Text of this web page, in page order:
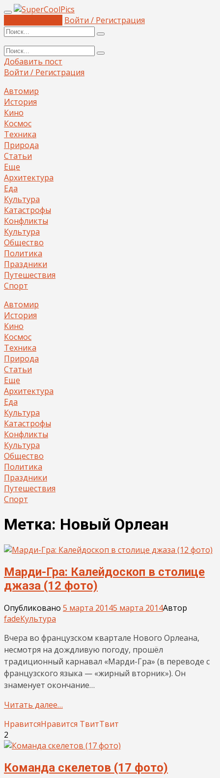
Войти / Регистрация
Добавить пост
Войти / Регистрация
Автомир
История
Кино
Космос
Техника
Природа
Статьи
Еще
Архитектура
Еда
Культура
Катастрофы
Конфликты
Культура
Общество
Политика
Праздники
Путешествия
Спорт
Автомир
История
Кино
Космос
Техника
Природа
Статьи
Еще
Архитектура
Еда
Культура
Катастрофы
Конфликты
Культура
Общество
Политика
Праздники
Путешествия
Спорт
Метка: Новый Орлеан
Марди-Гра: Калейдоскоп в столице
джаза (12 фото)
Опубликовано 5 марта 20145 марта 2014Автор
fadeКультура
Вчера во французском квартале Нового Орлеана,
несмотря на дождливую погоду, прошёл
традиционный карнавал «Марди-Гра» (в переводе с
французского языка — «жирный вторник»). Он
знаменует окончание…
Читать далее…
НравитсяНравится ТвитТвит
2
Команда скелетов (17 фото)